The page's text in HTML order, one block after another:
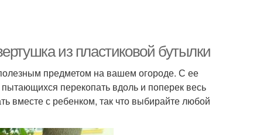
из пластиковой бутылки
предметом на вашем огороде. С ее
перекопать вдоль и поперек весь
вместе с ребенком, так что выбирайте любой